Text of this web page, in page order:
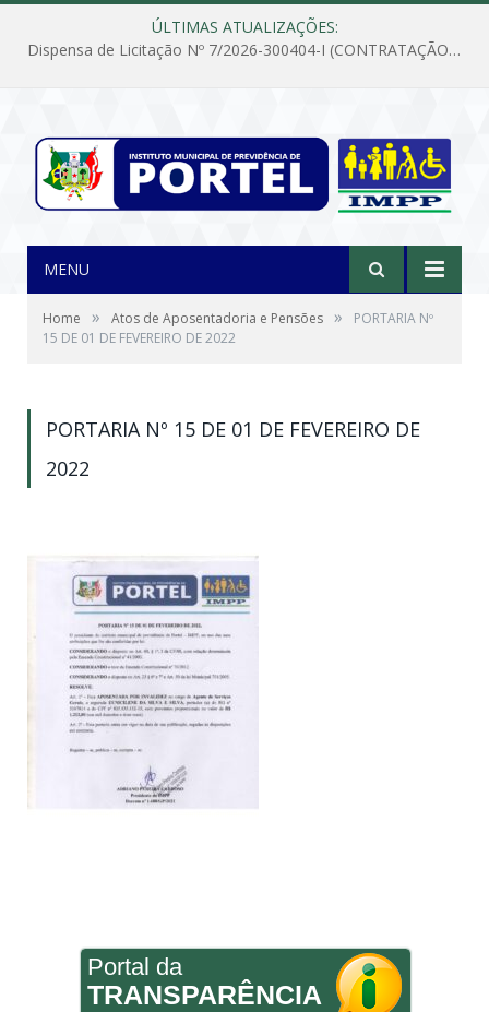
ÚLTIMAS ATUALIZAÇÕES:
Dispensa de Licitação Nº 7/2026-300404-I (CONTRATAÇÃO DE EMPRESA PARA MANUTENÇÃO E REPARAÇÃO DE APARELHOS DE AR CONDICIONADO, EM ATENDIMENTO ÀS NECESSIDADES DO INSTITUTO DE PREVIDÊNCIA MUNICIPAL DE PORTEL/PA)
MENU
Home » Atos de Aposentadoria e Pensões »
PORTARIA Nº
15 DE 01 DE FEVEREIRO DE 2022
PORTARIA Nº 15 DE 01 DE FEVEREIRO DE
2022
Portal da
TRANSPARÊNCIA